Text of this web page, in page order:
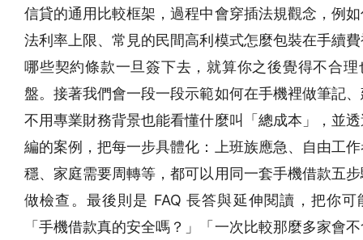
信貸的通用比較框架，過程中會穿插法規觀念，例
法利率上限、常見的民間高利模式怎麼包裝在手續
哪些契約條款一旦簽下去，就算你之後覺得不合理
盤。接著我們會一段一段示範如何在手機裡做筆記
不用專業財務背景也能看懂什麼叫「總成本」，並
編的案例，把每一步具體化：上班族應急、自由工
穩、家庭需要周轉等，都可以用同一套手機借款五
做檢查。最後則是 FAQ 長答與延伸閱讀，把你可
「手機借款真的安全嗎？」「一次比較那麼多家會